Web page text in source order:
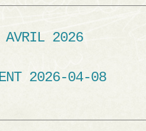
AVRIL 2026
2026-04-08